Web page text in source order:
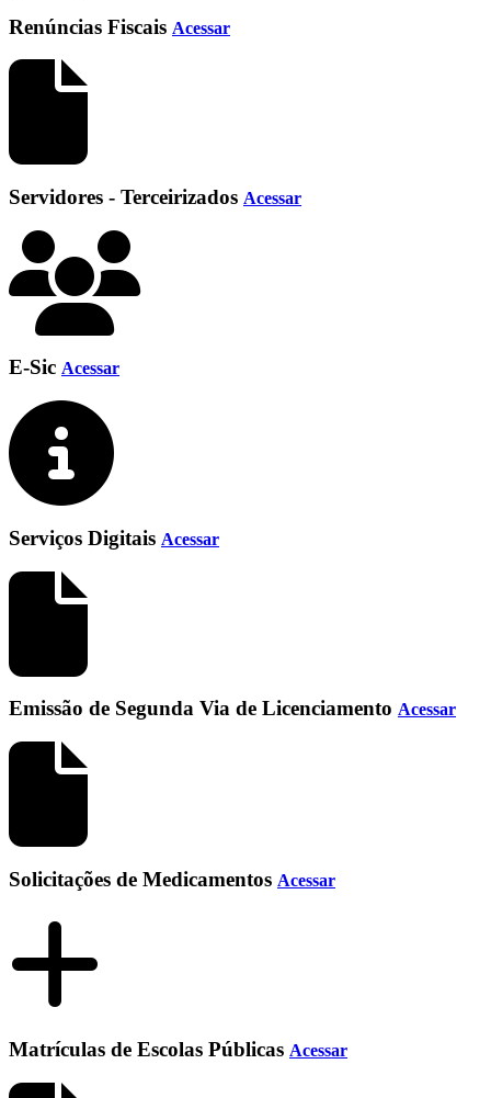
Renúncias Fiscais Acessar
Servidores - Terceirizados Acessar
E-Sic Acessar
Serviços Digitais Acessar
Emissão de Segunda Via de Licenciamento Acessar
Solicitações de Medicamentos Acessar
Matrículas de Escolas Públicas Acessar